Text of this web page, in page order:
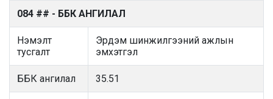
084 ## - ББК АНГИЛАЛ
Нэмэлт
тусгалт
Эрдэм шинжилгээний ажлын
эмхэтгэл
ББК ангилал 35.51